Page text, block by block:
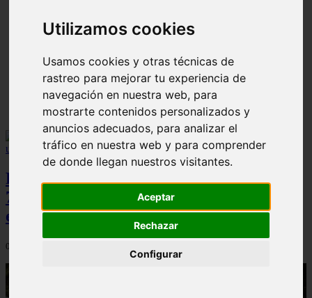
Utilizamos cookies
Usamos cookies y otras técnicas de
rastreo para mejorar tu experiencia de
navegación en nuestra web, para
mostrarte contenidos personalizados y
anuncios adecuados, para analizar el
tráfico en nuestra web y para comprender
de donde llegan nuestros visitantes.
Aceptar
Rechazar
Configurar
▷ Zona Azul Córdoba 《 Horarios y Tarifas 2024 》
Peugeot acelera en el mercado español:
7.062 matriculaciones y un 5,9% de cuota
en julio
06/08/2026